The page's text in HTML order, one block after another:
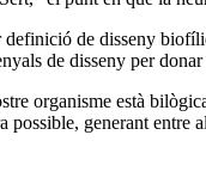
de disseny
de disseny per
organisme està
generant entre